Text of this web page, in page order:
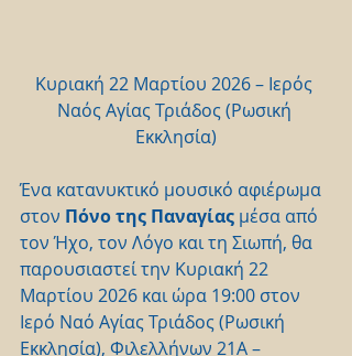
Κυριακή 22 Μαρτίου 2026 – Ιερός
Ναός Αγίας Τριάδος (Ρωσική
Εκκλησία)
Ένα κατανυκτικό μουσικό αφιέρωμα
στον Πόνο της Παναγίας μέσα από
τον Ήχο, τον Λόγο και τη Σιωπή, θα
παρουσιαστεί την Κυριακή 22
Μαρτίου 2026 και ώρα 19:00 στον
Ιερό Ναό Αγίας Τριάδος (Ρωσική
Εκκλησία), Φιλελλήνων 21Α –